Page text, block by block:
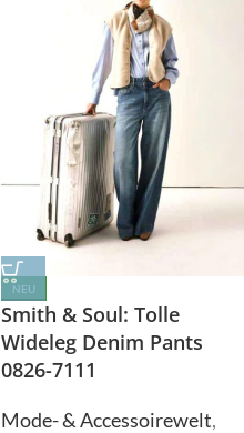
NEU
Smith & Soul: Tolle
Wideleg Denim Pants
0826-7111
Mode- & Accessoirewelt,